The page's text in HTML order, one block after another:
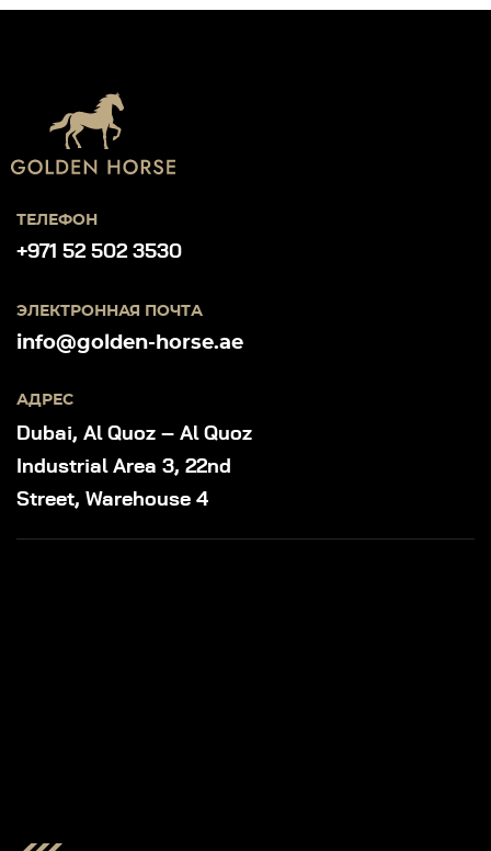
ТЕЛЕФОН
+971 52 502 3530
ЭЛЕКТРОННАЯ ПОЧТА
info@golden-horse.ae
АДРЕС
Dubai, Al Quoz – Al Quoz
Industrial Area 3, 22nd
Street, Warehouse 4